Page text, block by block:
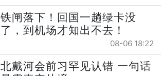
铁闸落下！回国一趟绿卡没
了，到机场才知出不去！
08-06 18:22
北戴河会前习罕见认错 一句话